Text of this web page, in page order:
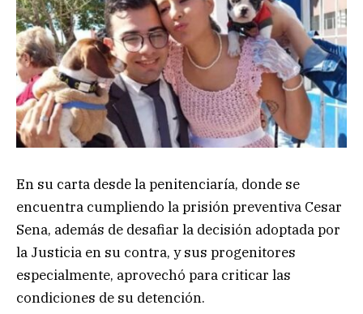
En su carta desde la penitenciaría, donde se
encuentra cumpliendo la prisión preventiva Cesar
Sena, además de desafiar la decisión adoptada por
la Justicia en su contra, y sus progenitores
especialmente, aprovechó para criticar las
condiciones de su detención.